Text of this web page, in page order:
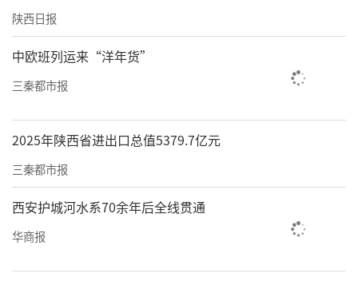
陕西日报
中欧班列运来“洋年货”
三秦都市报
2025年陕西省进出口总值5379.7亿元
三秦都市报
西安护城河水系70余年后全线贯通
华商报